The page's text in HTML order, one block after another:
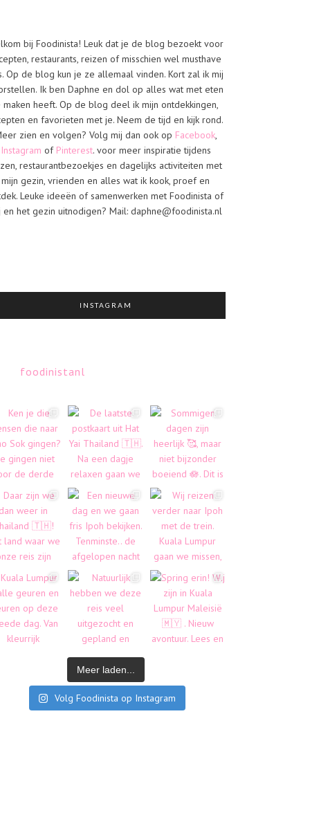
bij Foodinista! Leuk dat je de blog bezoekt voor
restaurants, reizen of misschien wel musthave
Op de blog kun je ze allemaal vinden. Kort zal ik mij
Ik ben Daphne en dol op alles wat met eten
maken heeft. Op de blog deel ik mijn ontdekkingen,
en favorieten met je. Neem de tijd en kijk rond.
zien en volgen? Volg mij dan ook op Facebook,
Instagram of Pinterest. voor meer inspiratie tijdens
restaurantbezoekjes en dagelijks activiteiten met
mijn gezin, vrienden en alles wat ik kook, proef en
Leuke ideeën of samenwerken met Foodinista of
en het gezin uitnodigen? Mail: daphne@foodinista.nl
INSTAGRAM
foodinistanl
Meer laden...
Volg Foodinista op Instagram